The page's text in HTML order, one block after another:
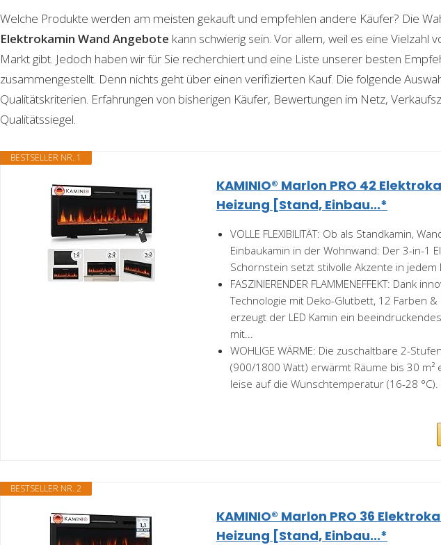
Welche Produkte werden am meisten gekauft und empfehlen andere Käufer? Die
Elektrokamin Wand Angebote kann schwierig sein. Vor allem, weil es eine Vielzahl
Markt gibt. Jedoch haben wir für Sie recherchiert und eine Liste unserer besten
zusammengestellt. Denn nichts geht über einen verifizierten Kauf. Die folgende
Qualitätskriterien. Erfahrungen von bisherigen Käufer, Bewertungen im Netz,
Qualitätssiegel.
BESTSELLER NR. 1
KAMINIO® Marlon PRO 42
Heizung [Stand, Einbau...*
VOLLE FLEXIBILITÄT: Ob als Standkamin,
Einbaukamin in der Wohnwand: Der 3-in-1
Schornstein setzt stilvolle Akzente in jedem
FASZINIERENDER FLAMMENEFFEKT: Dank
Technologie mit Deko-Glutbett, 12 Farben
erzeugt der LED Kamin ein
mit...
WOHLIGE WÄRME: Die zuschaltbare 2-
(900/1800 Watt) erwärmt Räume bis 30 m²
leise auf die Wunschtemperatur (16-28 °C).
BESTSELLER NR. 2
KAMINIO® Marlon PRO 36
Heizung [Stand, Einbau...*